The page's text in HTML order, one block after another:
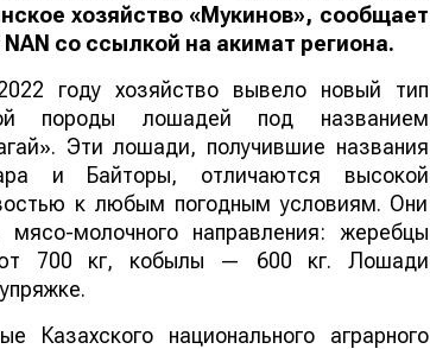
хозяйство «Мукинов», сообщает
со ссылкой на акимат региона.
году хозяйство вывело новый тип
породы лошадей под названием
Эти лошади, получившие названия
и Байторы, отличаются высокой
к любым погодным условиям. Они
мясо-молочного направления: жеребцы
700 кг, кобылы — 600 кг. Лошади
Казахского национального аграрного